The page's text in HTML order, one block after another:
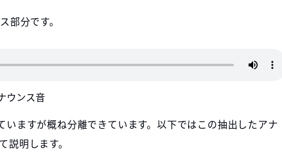
部分です。
ウンス音
いますが概ね分離できています。以下ではこの抽出したアナ
明します。